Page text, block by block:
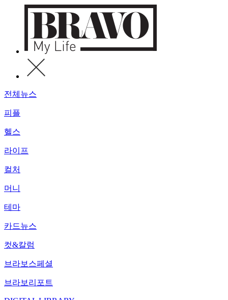
전체뉴스
피플
헬스
라이프
컬처
머니
테마
카드뉴스
컷&칼럼
브라보스페셜
브라보리포트